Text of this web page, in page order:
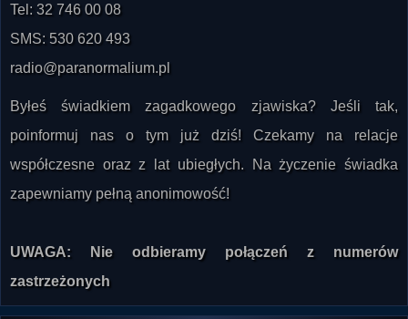
Tel: 32 746 00 08
SMS: 530 620 493
radio@paranormalium.pl
Byłeś świadkiem zagadkowego zjawiska? Jeśli tak,
poinformuj nas o tym już dziś! Czekamy na relacje
współczesne oraz z lat ubiegłych. Na życzenie świadka
zapewniamy pełną anonimowość!
UWAGA: Nie odbieramy połączeń z numerów
zastrzeżonych